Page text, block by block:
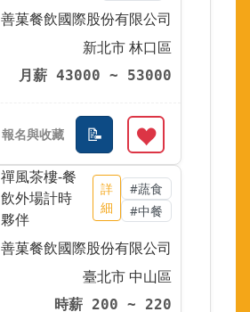
善菓餐飲國際股份有限公司
新北市 林口區
月薪 43000 ~ 53000
禪風茶樓-餐
飲外場計時
夥伴
詳
細
#蔬食
#中餐
善菓餐飲國際股份有限公司
臺北市 中山區
時薪 200 ~ 220